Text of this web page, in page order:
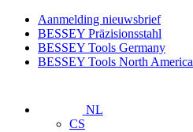
Aanmelding nieuwsbrief
BESSEY Präzisionsstahl
BESSEY Tools Germany
BESSEY Tools North America
NL
CS